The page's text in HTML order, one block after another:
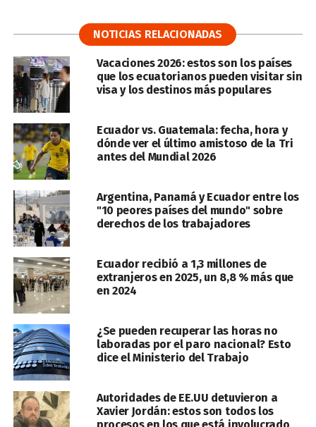
NOTICIAS RELACIONADAS
Vacaciones 2026: estos son los países
que los ecuatorianos pueden visitar sin
visa y los destinos más populares
Ecuador vs. Guatemala: fecha, hora y
dónde ver el último amistoso de la Tri
antes del Mundial 2026
Argentina, Panamá y Ecuador entre los
"10 peores países del mundo" sobre
derechos de los trabajadores
Ecuador recibió a 1,3 millones de
extranjeros en 2025, un 8,8 % más que
en 2024
¿Se pueden recuperar las horas no
laboradas por el paro nacional? Esto
dice el Ministerio del Trabajo
Autoridades de EE.UU detuvieron a
Xavier Jordán: estos son todos los